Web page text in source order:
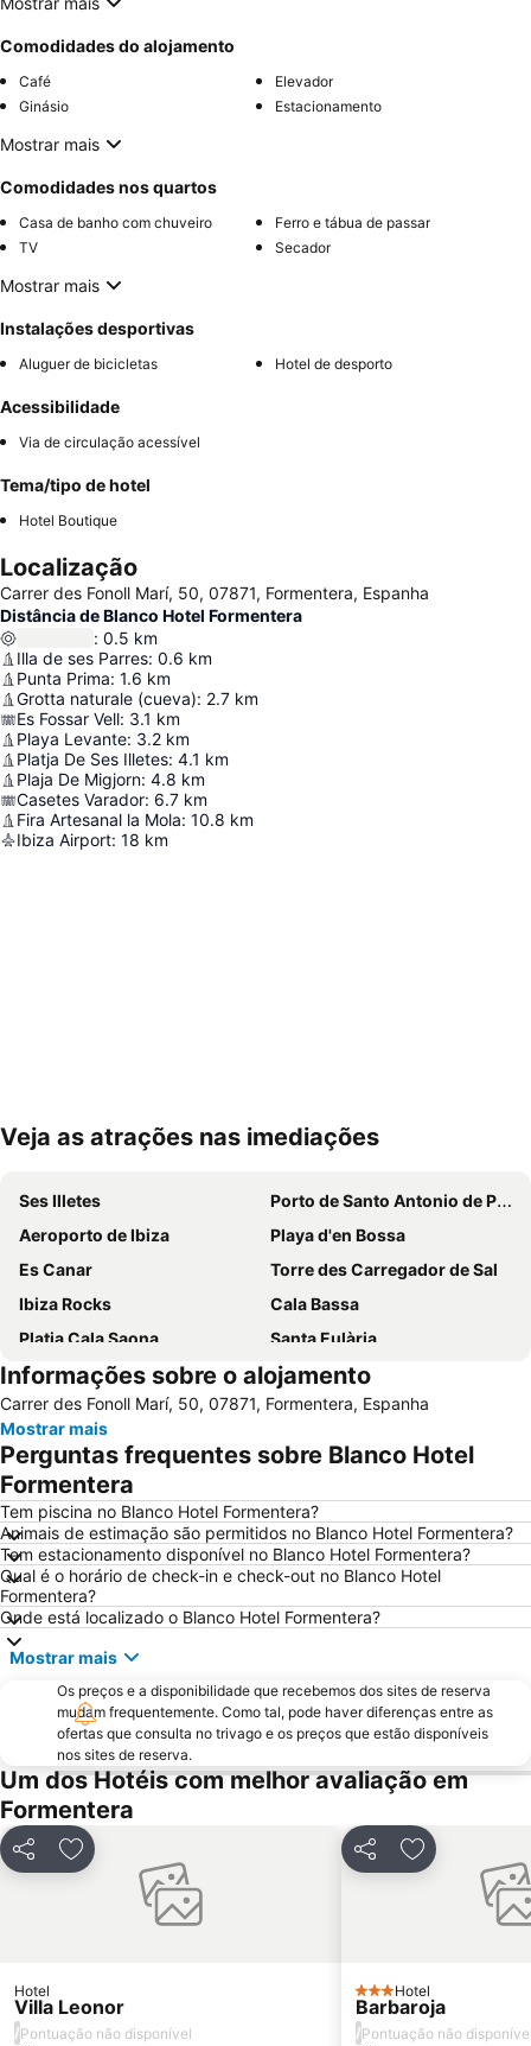
Comodidades do alojamento
Café
Elevador
Ginásio
Estacionamento
Mostrar mais
Comodidades nos quartos
Casa de banho com chuveiro
Ferro e tábua de passar
TV
Secador
Mostrar mais
Instalações desportivas
Aluguer de bicicletas Hotel de desporto
Acessibilidade
Via de circulação acessível
Tema/tipo de hotel
Hotel Boutique
Localização
Carrer des Fonoll Marí, 50, 07871, Formentera, Espanha
Distância de Blanco Hotel Formentera
: 0.5 km
Illa de ses Parres: 0.6 km
Punta Prima: 1.6 km
Grotta naturale (cueva): 2.7 km
Es Fossar Vell: 3.1 km
Playa Levante: 3.2 km
Platja De Ses Illetes: 4.1 km
Plaja De Migjorn: 4.8 km
Casetes Varador: 6.7 km
Fira Artesanal la Mola: 10.8 km
Ibiza Airport: 18 km
Ampliar mapa
Veja as atrações nas imediações
Ses Illetes
Porto de Santo Antonio de Portmany
Aeroporto de Ibiza
Playa d'en Bossa
Es Canar
Torre des Carregador de Sal
Ibiza Rocks
Cala Bassa
Platja Cala Saona
Santa Eulària
Sa Real
Es Pujols
Migjorn
Port d'Eivissa
Bora Bora Ibiza
Cala Llonga
Ses Figueretes
Caló des Moro
Cala Saladeta
Talamanca
Platja de Sant Antoni o Platja des Reguero
Cala Tarida Beach
Cala d'Hort
Club Nàutic Sant Antoni de Portmany
Can Bossa
Casino de Ibiza
Port de Sant Miquel
Llevant
Es Llimoners
Ses Salines
Cala Llenya
Ses Figueres
Cala San Vicente
Sant Francesc Xavier
Puerto Deportivo Marina Botafoch
Puerto Deportivo Ibiza Nueva
Eivissa Medieval
Passeig Vara de Rey
Covas d'en Jeroni
Racò de S'Alga
Space Ibiza
Informações sobre o alojamento
Carrer des Fonoll Marí, 50, 07871, Formentera, Espanha
Mostrar mais
Perguntas frequentes sobre Blanco Hotel
Formentera
Tem piscina no Blanco Hotel Formentera?
Animais de estimação são permitidos no Blanco Hotel Formentera?
Tem estacionamento disponível no Blanco Hotel Formentera?
Qual é o horário de check-in e check-out no Blanco Hotel
Formentera?
Onde está localizado o Blanco Hotel Formentera?
Mostrar mais
Os preços e a disponibilidade que recebemos dos sites de reserva
mudam frequentemente. Como tal, pode haver diferenças entre as
ofertas que consulta no trivago e os preços que estão disponíveis
nos sites de reserva.
Um dos Hotéis com melhor avaliação em
Formentera
PartilharAdicionar aos favoritos
Hotel
Villa Leonor
/Pontuação não disponível
PartilharAdicionar
3 Estrelas
Hotel
Barbaroja
/Pontuação não